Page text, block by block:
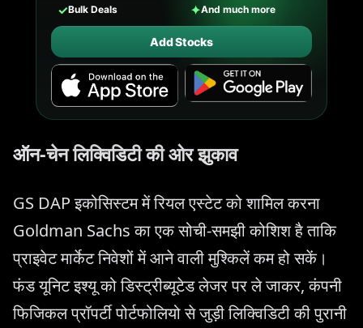
✓Bulk Deals ✦And much more
Add Stocks
ऑन-चेन लिक्विडिटी की ओर झुकाव
GS DAP इकोसिस्टम में रियल एस्टेट को शामिल करना
Goldman Sachs का एक सोची-समझी कोशिश है ताकि
प्राइवेट मार्केट निवेशों में आने वाली मुश्किलें कम हो सकें।
फंड यूनिट इश्यू को डिस्ट्रीब्यूटेड लेजर पर ले जाकर, कंपनी
फिजिकल प्रॉपर्टी पोर्टफोलियो से जुड़ी लिक्विडिटी की पुरानी